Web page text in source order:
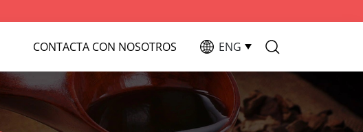
CONTACTA CON NOSOTROS ENG